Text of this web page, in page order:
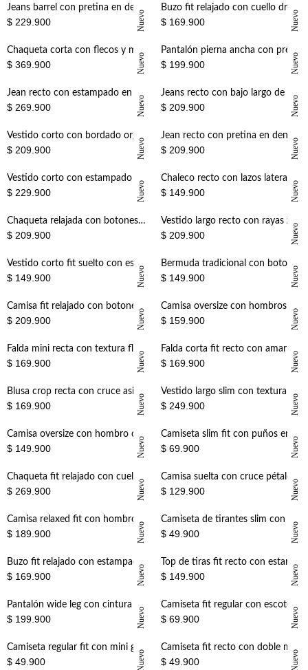
+ +
+ +
+ +
+ +
Nuevo
+
Jeans barrel con pretina en denim para mujer
$ 229.900 Nuevo
+
Buzo fit relajado con cuello drapeado en algodón café para mujer
$ 169.900
Nuevo
+
Chaqueta corta con flecos y mini tachas en beige para mujer
$ 369.900 Nuevo
+
Pantalón pierna ancha con pretina elástica en lino verde salvia para mujer
$ 199.900
Nuevo
+
Jean recto con estampado en beige para mujer
$ 269.900 Nuevo
+
Jeans recto con bajo largo de caída amplia en denim para mujer
$ 209.900
Nuevo
+
Vestido corto con bordado orgánico en algodón blanco para mujer
$ 209.900 Nuevo
+
Jean recto con pretina en denim para mujer
$ 209.900
Nuevo
+
Vestido corto con estampado floral vintage de algodón amarillo para mujer
$ 229.900 Nuevo
+
Chaleco recto con lazos laterales en algodón blanco para mujer
$ 149.900
+
Chaqueta relajada con botones en denim para mujer
$ 209.900 Nuevo
+
Vestido largo recto con rayas zigzag en mostaza para mujer
$ 209.900
Nuevo
+
Vestido corto fit suelto con estampado floral en marcos de algodón beige para mujer
$ 149.900 Nuevo
+
Bermuda tradicional con botonadura frontal blanca para mujer
$ 149.900
Nuevo
+
Camisa fit relajado con botones tono a tono en lino blanco para mujer
$ 209.900 Nuevo
+
Camisa oversize con hombros caídos en algodón amarillo pastel para mujer
$ 159.900
Nuevo
+
Falda mini recta con textura floral en algodón marfil para mujer
$ 169.900 Nuevo
+
Falda corta fit recto con amarre lateral pareo en terracota para mujer
$ 169.900
Nuevo
+
Blusa crop recta con cruce asimétrico en algodón crudo para mujer
$ 169.900 Nuevo
+
Vestido largo slim con textura artesanal en encaje blanco para mujer
$ 249.900
Nuevo
+
Camisa oversize con hombro caído de algodón blanco para mujer
$ 149.900 Nuevo
+
Camiseta slim fit con puños en contraste de algodón amarillo para mujer
$ 69.900
Nuevo
+
Chaqueta fit relajado con cuello alto asimétrico en denim para mujer
$ 269.900 Nuevo
+
Camisa suelta con cruce pétalo en blanco para mujer
$ 129.900
Nuevo
Camisa relaxed fit con hombro extendido y corte boxy de algodón color cacao para mujer
$ 189.900 Nuevo
Camiseta de tirantes slim con escote cuadrado en algodón terracota para mujer
$ 49.900
Nuevo
Buzo fit relajado con estampado bandana en algodón crudo para mujer
$ 169.900 Nuevo
Top de tiras fit recto con estampado floral en algodón terracota para mujer
$ 149.900
Nuevo
Pantalón wide leg con cintura de cordón en lino blanco para mujer
$ 199.900 Nuevo
Camiseta fit regular con escote redondo amplio de algodón negro para mujer
$ 69.900
Nuevo
Camiseta regular fit con mini gráfico al pecho en algodón vino para mujer
$ 49.900 Nuevo
Camiseta fit recto con doble mini cerezas en algodón blanco para mujer
$ 49.900